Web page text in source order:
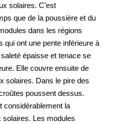
solaires. C’est
que de la poussière et du
dans les régions
qui ont une pente inférieure à
épaisse et tenace se
Elle couvre ensuite de
solaires. Dans le pire des
poussent dessus.
considérablement la
solaires. Les modules